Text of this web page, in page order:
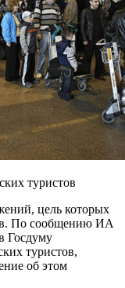
туристов
цель которых
По сообщению ИА
Госдуму
туристов,
об этом